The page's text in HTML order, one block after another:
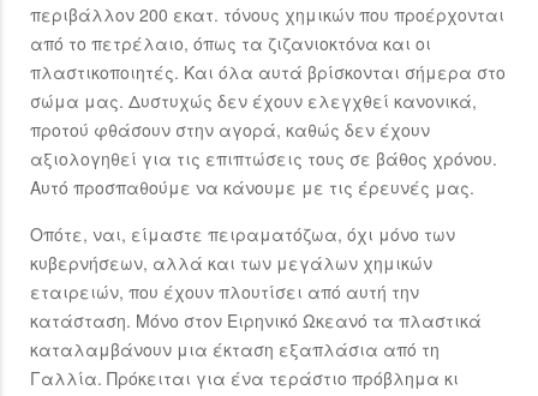
περιβάλλον 200 εκατ. τόνους χημικών που προέρχονται
από το πετρέλαιο, όπως τα ζιζανιοκτόνα και οι
πλαστικοποιητές. Και όλα αυτά βρίσκονται σήμερα στο
σώμα μας. Δυστυχώς δεν έχουν ελεγχθεί κανονικά,
προτού φθάσουν στην αγορά, καθώς δεν έχουν
αξιολογηθεί για τις επιπτώσεις τους σε βάθος χρόνου.
Αυτό προσπαθούμε να κάνουμε με τις έρευνές μας.
Οπότε, ναι, είμαστε πειραματόζωα, όχι μόνο των
κυβερνήσεων, αλλά και των μεγάλων χημικών
εταιρειών, που έχουν πλουτίσει από αυτή την
κατάσταση. Μόνο στον Ειρηνικό Ωκεανό τα πλαστικά
καταλαμβάνουν μια έκταση εξαπλάσια από τη
Γαλλία. Πρόκειται για ένα τεράστιο πρόβλημα κι